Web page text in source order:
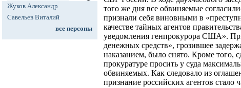
Жуков Александр
Савельев Виталий
все персоны
того же дня все обвиняемые
признали себя виновными в
качестве тайных агентов
уведомления генпрокурора США».
денежных средств», грозившее
наказанием, было снято. Кроме того,
прокуратуре просить у суда
обвиняемых. Как следовало из
признание российских агентов стало